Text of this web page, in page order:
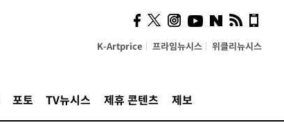
K-Artprice 프라임뉴시스 위클리뉴시스
포토 TV뉴시스 제휴 콘텐츠 제보
의견, 국토부·LH에 충실히
전달할 것"